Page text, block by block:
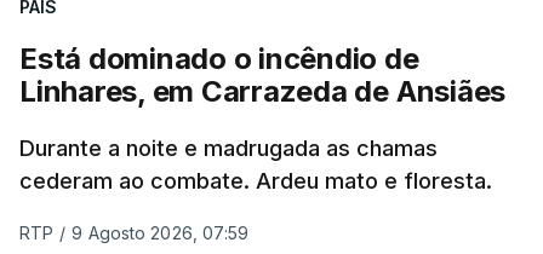
ESTE CONTEÚDO ESTÁ NESTE
PAÍS
Está dominado o incêndio de
Linhares, em Carrazeda de Ansiães
Durante a noite e madrugada as chamas
cederam ao combate. Ardeu mato e floresta.
RTP / 9 Agosto 2026, 07:59